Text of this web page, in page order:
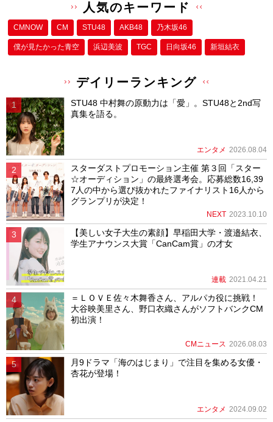
人気のキーワード
CMNOW CM STU48 AKB48 乃木坂46
僕が⾒たかった⻘空 浜辺美波 TGC 日向坂46 新垣結衣
デイリーランキング
STU48 中村舞の原動力は「愛」。STU48と2nd写
真集を語る。
エンタメ 2026.08.04
スターダストプロモーション主催 第３回「スター
☆オーディション」の最終選考会。応募総数16,39
7人の中から選び抜かれたファイナリスト16人から
グランプリが決定！
NEXT 2023.10.10
【美しい女子大生の素顔】早稲田大学・渡邉結衣、
学生アナウンス大賞「CanCam賞」の才女
連載 2021.04.21
＝ＬＯＶＥ佐々木舞香さん、アルパカ役に挑戦！
大谷映美里さん、野口衣織さんがソフトバンクCM
初出演！
CMニュース 2026.08.03
月9ドラマ「海のはじまり」で注目を集める女優・
杏花が登場！
エンタメ 2024.09.02